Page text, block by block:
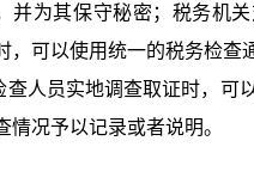
并为其保守秘密；税务机
，可以使用统一的税务检查
查人员实地调查取证时，可
情况予以记录或者说明。